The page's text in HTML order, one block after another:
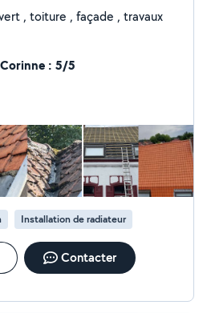
, toiture , façade , travaux
: 5/5
Installation de radiateur
Contacter